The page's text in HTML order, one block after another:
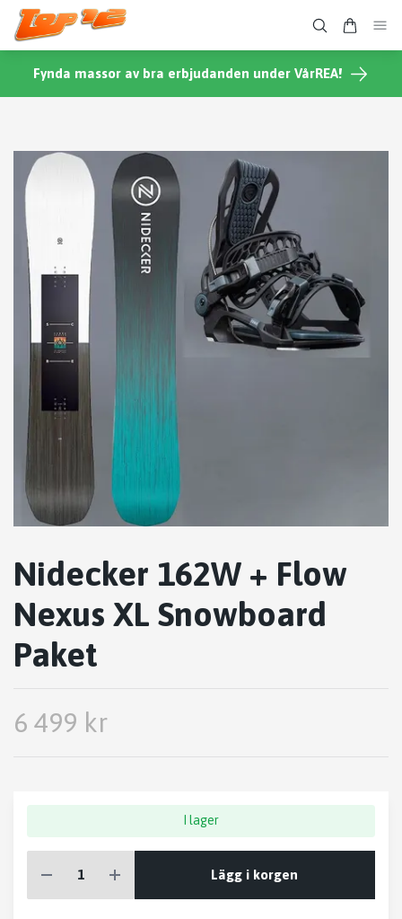
Fynda massor av bra erbjudanden under VårREA!
Nidecker 162W + Flow
Nexus XL Snowboard
Paket
6 499 kr
I lager
Lägg i korgen